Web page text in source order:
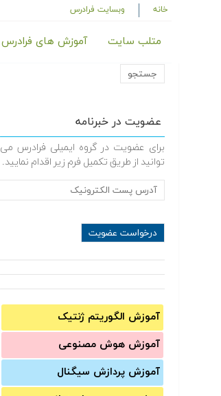
خانه وبسایت فرادرس
متلب سایت آموزش های فرادرس
عضویت در خبرنامه
برای عضویت در گروه ایمیلی فرادرس می
توانید از طریق تکمیل فرم زیر اقدام نمایید.
آموزش الگوریتم ژنتیک
آموزش‌ هوش مصنوعی
آموزش‌ پردازش سیگنال